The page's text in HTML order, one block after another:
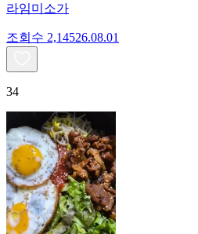
라임미소가
조회수 2,14526.08.01
34